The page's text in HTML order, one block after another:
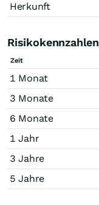
Herkunft
Risikokennzahlen
Zeit
1 Monat
3 Monate
6 Monate
1 Jahr
3 Jahre
5 Jahre